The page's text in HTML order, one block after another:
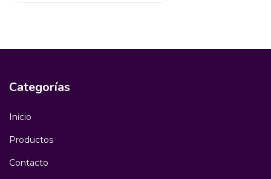
Categorías
Inicio
Productos
Contacto